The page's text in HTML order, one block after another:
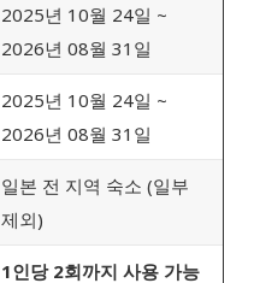
2025년 10월 24일 ~
2026년 08월 31일
2025년 10월 24일 ~
2026년 08월 31일
일본 전 지역 숙소 (일부
제외)
1인당 2회까지 사용 가능